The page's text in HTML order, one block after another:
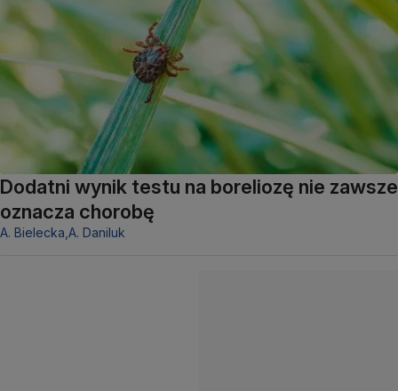
Dodatni wynik testu na boreliozę nie zawsze
oznacza chorobę
A. Bielecka, A. Daniluk